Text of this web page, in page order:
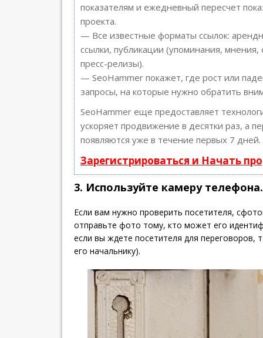
показателям и ежедневный пересчет
проекта.
— Все известные форматы ссылок:
ссылки, публикации (упоминания, мнения,
пресс-релизы).
— SeoHammer покажет, где рост или
запросы, на которые нужно обратить
SeoHammer еще предоставляет
ускоряет продвижение в десятки раз, а
появляются уже в течение первых 7 дней.
Зарегистрироваться и Начать
3. Используйте камеру телефона.
Если вам нужно проверить посетителя,
отправьте фото тому, кто может его
если вы ждете посетителя для
его начальнику).